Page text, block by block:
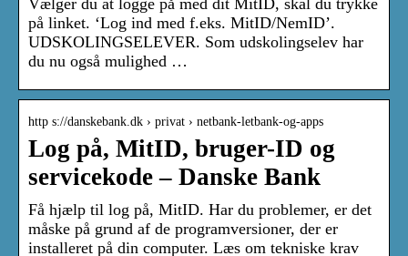
på linket. ‘Log ind med f.eks. MitID/NemID’.
UDSKOLINGSELEVER. Som udskolingselev har
du nu også mulighed …
http s://danskebank.dk › privat › netbank-letbank-og-apps
Log på, MitID, bruger-ID og
servicekode – Danske Bank
Få hjælp til log på, MitID. Har du problemer, er det
måske på grund af de programversioner, der er
installeret på din computer. Læs om tekniske krav